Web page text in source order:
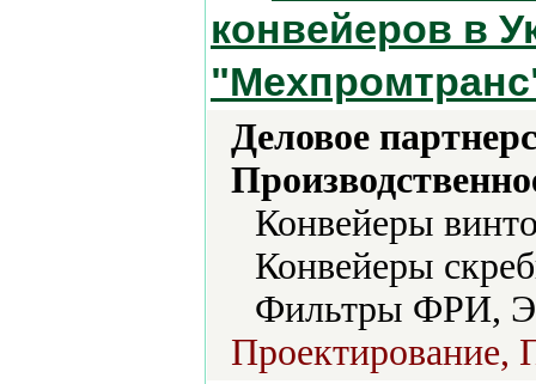
конвейеров в
Деловое
Конвейеры
Конвейеры
Фильтры ФРИ,
Проектирование,